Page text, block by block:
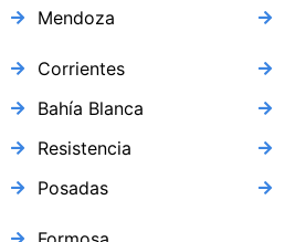
Mendoza
Corrientes
Bahía Blanca
Resistencia
Posadas